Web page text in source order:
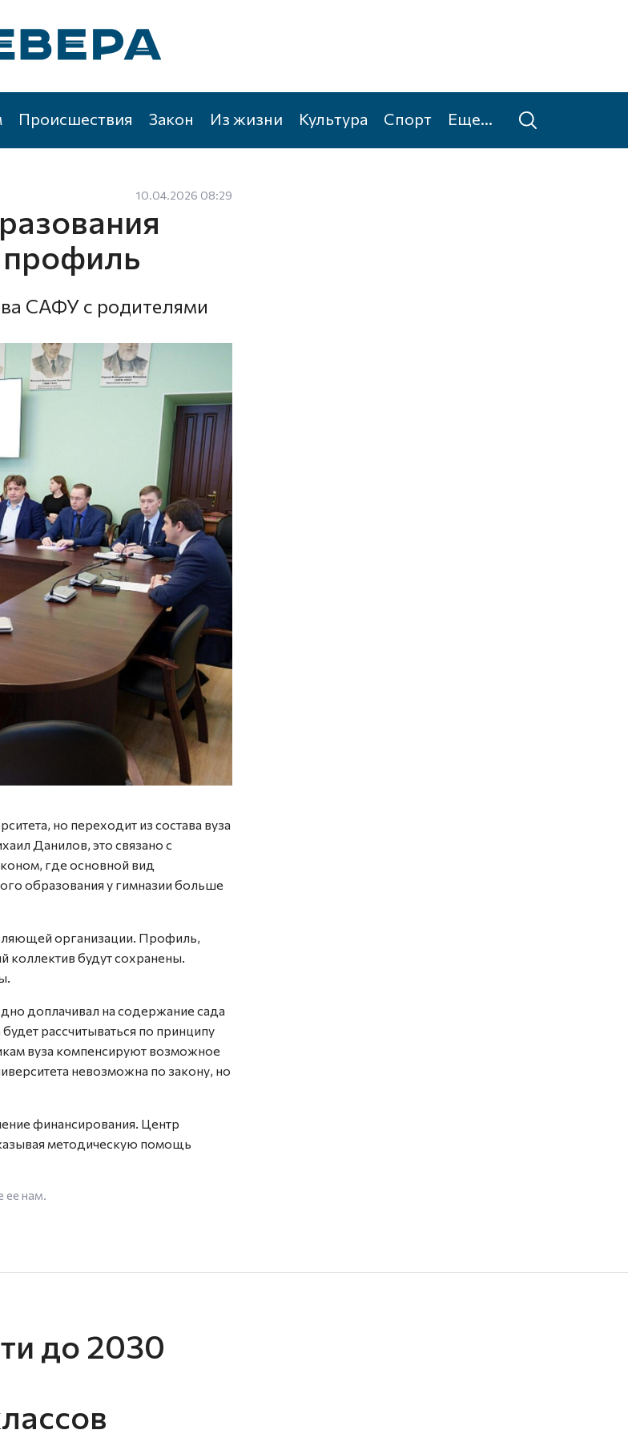
Происшествия Закон Из жизни Культура Спорт Еще...
10.04.2026 08:29
САФУ с родителями
но переходит из состава вуза
Данилов, это связано с
где основной вид
образования у гимназии больше
организации. Профиль,
коллектив будут сохранены.
доплачивал на содержание сада
рассчитываться по принципу
вуза компенсируют возможное
невозможна по закону, но
финансирования. Центр
методическую помощь
ее нам.
до 2030